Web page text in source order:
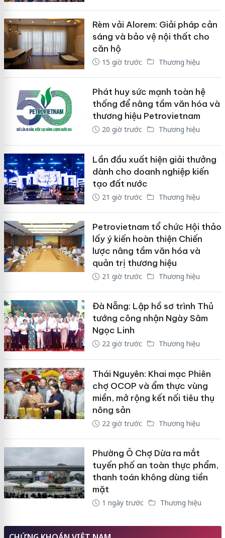
Rèm vải Alorem: Giải pháp cản
sáng và bảo vệ nội thất cho
căn hộ
15 giờ trước Thương hiệu
Phát huy sức mạnh toàn hệ
thống để nâng tầm văn hóa và
thương hiệu Petrovietnam
20 giờ trước Thương hiệu
Lần đầu xuất hiện giải thưởng
dành cho doanh nghiệp kiến
tạo đất nước
21 giờ trước Thương hiệu
Petrovietnam tổ chức Hội thảo
lấy ý kiến hoàn thiện Chiến
lược nâng tầm văn hóa và
quản trị thương hiệu
21 giờ trước Thương hiệu
Đà Nẵng: Lập hồ sơ trình Thủ
tướng công nhận Ngày Sâm
Ngọc Linh
22 giờ trước Thương hiệu
Thái Nguyên: Khai mạc Phiên
chợ OCOP và ẩm thực vùng
miền, mở rộng kết nối tiêu thụ
nông sản
22 giờ trước Thương hiệu
Phường Ô Chợ Dừa ra mắt
tuyến phố an toàn thực phẩm,
thanh toán không dùng tiền
mặt
1 ngày trước Thương hiệu